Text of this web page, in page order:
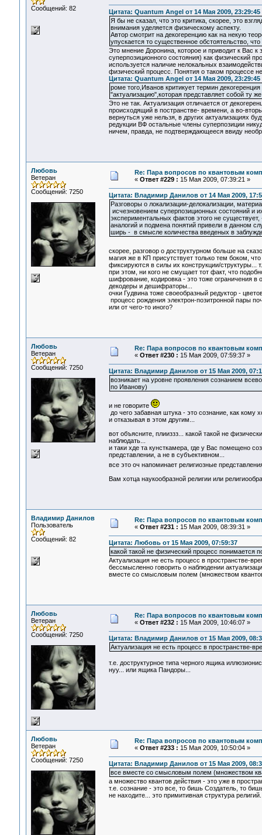
Сообщений: 82
Цитата: Quantum Angel от 14 Мая 2009, 23:29:45
Я бы не сказал, что это критика, скорее, это
внимания уделяется физическому аспекту.
Автор смотрит на декогеренцию как на некую
упускается то существенное обстоятельство,
Это мнение Доронина, которое и приводит к Вас
суперпозиционного состояния) как физический
используется наличие нелокальных
физический процесс. Понятия о таком процессе
Цитата: Quantum Angel от 14 Мая 2009, 23:29:45
роме того,Иванов критикует термин
"актуализацию",которая представляет собой ту
Это не так. Актуализация отличается от
происходящий в постранстве- времени, а во-
вернуться уже нельзя, в других актуализациях
редукции ВФ остальные члены суперпозиции
ничем, правда, не подтверждающееся ввиду
Любовь
Ветеран
Сообщений: 7250
Re: Пара вопросов по квантовым
« Ответ #229 : 15 Мая 2009, 07:39:21 »
Цитата: Владимир Данилов от 14 Мая 2009,
Разговоры о локализации-делокализации,
исчезновением суперпозиционных состояний
экспериментальных фактов этого не
аналогий и подмена понятий привели в данном
ширь - в смысле количества введеных в
скорее, разговор о доструктурном больше на
магия же в КП присутствует только тем боком,
фиксируются в силы их конструкции/структуры...
при этом, ни кого не смущает тот факт, что
шифрование, кодировка - это тоже ограничения в
декодеры и дешифраторы...
очки Гудвина тоже своеобразный редуктор -
процесс рождения электрон-позитронной пары
или от чего-то иного?
Любовь
Ветеран
Сообщений: 7250
Re: Пара вопросов по квантовым
« Ответ #230 : 15 Мая 2009, 07:59:37 »
Цитата: Владимир Данилов от 15 Мая 2009,
возникает на уровне проявления сознанием
по Иванову)
и не говорите
до чего забавная штука - это сознание, как
и отказывая в этом другим...
вот объясните, плииззз... какой такой не
наблюдать...
и таки хде та кунсткамера, где у Вас помещено
представлении, а не в субъективном...
все это оч напоминает религиозные
Вам хотца наукообразной религии или
Владимир Данилов
Пользователь
Сообщений: 82
Re: Пара вопросов по квантовым
« Ответ #231 : 15 Мая 2009, 08:39:31 »
Цитата: Любовь от 15 Мая 2009, 07:59:37
какой такой не физический процесс понимается
Актуализация не есть процесс в пространстве-
бессмысленно говорить о наблюдении
вместе со смысловым полем (множеством
Любовь
Ветеран
Сообщений: 7250
Re: Пара вопросов по квантовым
« Ответ #232 : 15 Мая 2009, 10:46:07 »
Цитата: Владимир Данилов от 15 Мая 2009,
Актуализация не есть процесс в пространстве-
т.е. доструктурное типа черного ящика
нуу... или ящика Пандоры...
Любовь
Ветеран
Сообщений: 7250
Re: Пара вопросов по квантовым
« Ответ #233 : 15 Мая 2009, 10:50:04 »
Цитата: Владимир Данилов от 15 Мая 2009,
все вместе со смысловым полем (множеством
а множество квантов действия - это уже в
т.е. сознание - это все, то бишь Создатель, то
не находите... это примитивная структура